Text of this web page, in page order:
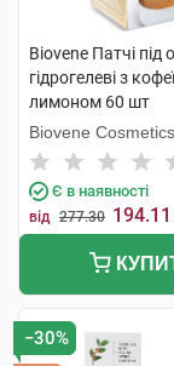
Biovene Патчі під
гідрогелеві з
лимоном 60 шт
Biovene Cosmetics
Є в наявності
від 277.30 194.11
−30%